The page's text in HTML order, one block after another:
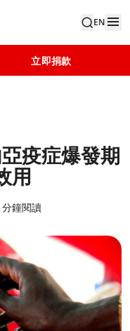
EN
立即捐款
疫症爆發期
用
鐘閱讀